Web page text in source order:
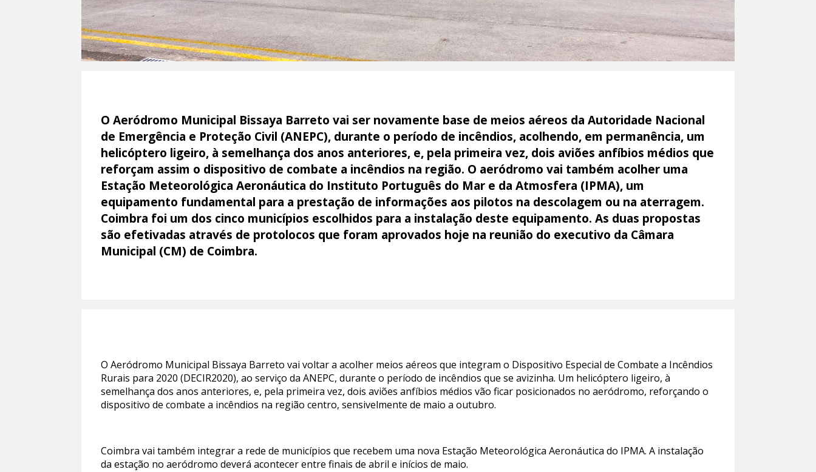
O Aeródromo Municipal Bissaya Barreto vai ser novamente base de meios aéreos da Autoridade Nacional
de Emergência e Proteção Civil (ANEPC), durante o período de incêndios, acolhendo, em permanência, um
helicóptero ligeiro, à semelhança dos anos anteriores, e, pela primeira vez, dois aviões anfíbios médios que
reforçam assim o dispositivo de combate a incêndios na região. O aeródromo vai também acolher uma
Estação Meteorológica Aeronáutica do Instituto Português do Mar e da Atmosfera (IPMA), um
equipamento fundamental para a prestação de informações aos pilotos na descolagem ou na aterragem.
Coimbra foi um dos cinco municípios escolhidos para a instalação deste equipamento. As duas propostas
são efetivadas através de protolocos que foram aprovados hoje na reunião do executivo da Câmara
Municipal (CM) de Coimbra.
O Aeródromo Municipal Bissaya Barreto vai voltar a acolher meios aéreos que integram o Dispositivo Especial de Combate a Incêndios
Rurais para 2020 (DECIR2020), ao serviço da ANEPC, durante o período de incêndios que se avizinha. Um helicóptero ligeiro, à
semelhança dos anos anteriores, e, pela primeira vez, dois aviões anfíbios médios vão ficar posicionados no aeródromo, reforçando o
dispositivo de combate a incêndios na região centro, sensivelmente de maio a outubro.
Coimbra vai também integrar a rede de municípios que recebem uma nova Estação Meteorológica Aeronáutica do IPMA. A instalação
da estação no aeródromo deverá acontecer entre finais de abril e inícios de maio.